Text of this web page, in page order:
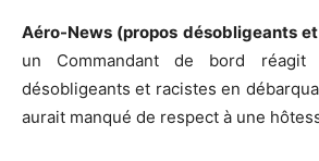
Aéro-News (propos désobligeants
un Commandant de bord réagit
désobligeants et racistes en
aurait manqué de respect à une